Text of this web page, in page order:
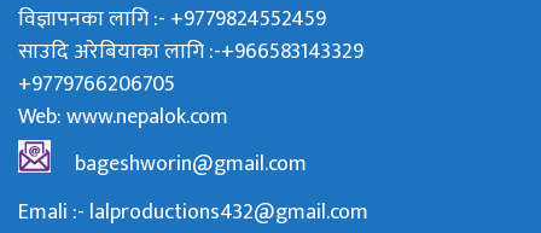
विज्ञापनका लागि :- +9779824552459
साउदि अरेबियाका लागि :-+966583143329
+9779766206705
Web:www.nepalok.com
bageshworin@gmail.com
Emali :- lalproductions432@gmail.com